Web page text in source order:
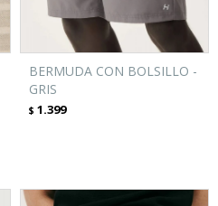
BERMUDA CON BOLSILLO -
GRIS
$ 1.399